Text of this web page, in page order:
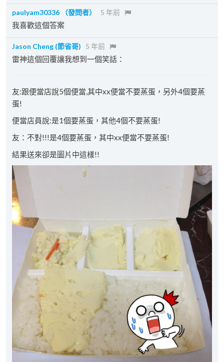
paulyam30336 （發問者） 5 年前
我喜歡這個答案
Jason Cheng (節省哥) 5 年前
雷神這個回覆讓我想到一個笑話：
友:跟便當店說5個便當,其中xx便當不要蒸蛋，另外4個要蒸
蛋!
便當店員說:是1個要蒸蛋，其他4個不要蒸蛋!
友：不對!!!是4個要蒸蛋，其中xx便當不要蒸蛋!
結果送來卻是圖片中這樣!!